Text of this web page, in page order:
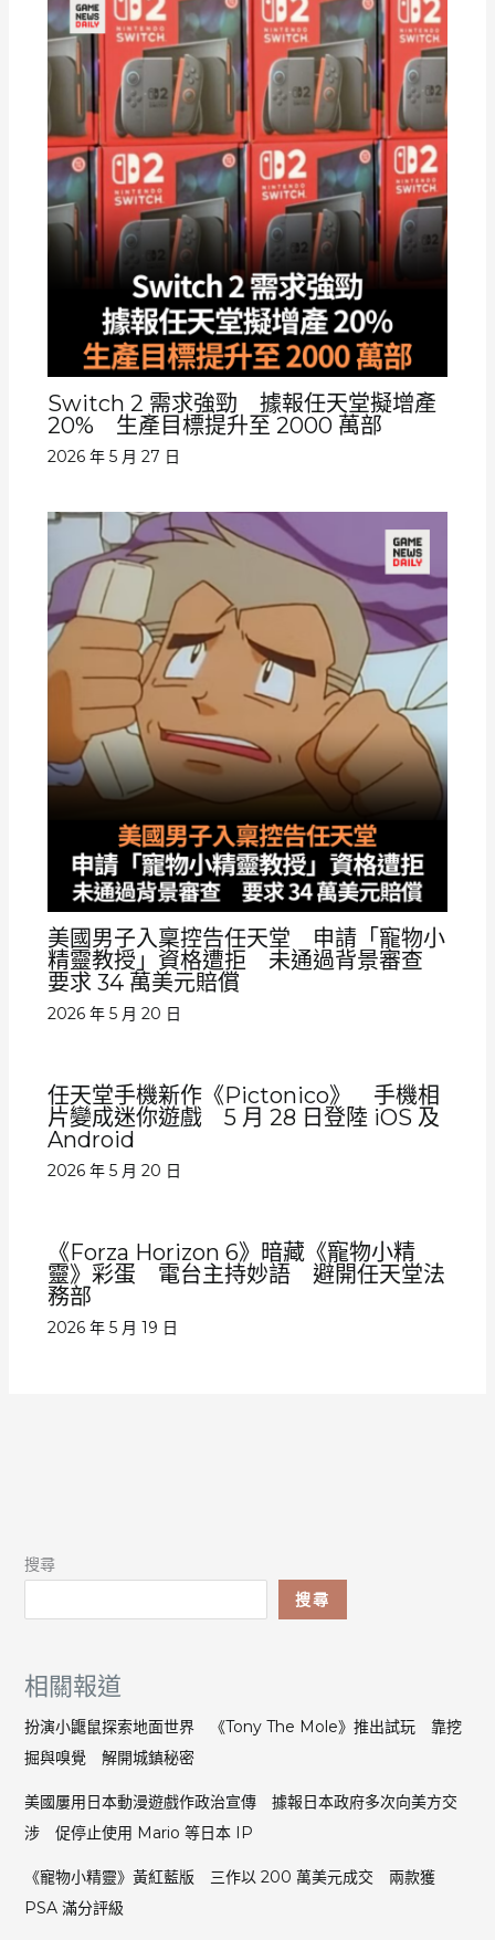
Switch 2 需求強勁 據報任天堂擬增產
20% 生產目標提升至 2000 萬部
2026 年 5 月 27 日
美國男子入稟控告任天堂 申請「寵物小
精靈教授」資格遭拒 未通過背景審查
要求 34 萬美元賠償
2026 年 5 月 20 日
任天堂手機新作《Pictonico》 手機相
片變成迷你遊戲 5 月 28 日登陸 iOS 及
Android
2026 年 5 月 20 日
《Forza Horizon 6》暗藏《寵物小精
靈》彩蛋 電台主持妙語 避開任天堂法
務部
2026 年 5 月 19 日
搜尋
搜尋
相關報道
扮演小鼴鼠探索地面世界 《Tony The Mole》推出試玩 靠挖
掘與嗅覺 解開城鎮秘密
美國屢用日本動漫遊戲作政治宣傳 據報日本政府多次向美方交
涉 促停止使用 Mario 等日本 IP
《寵物小精靈》黃紅藍版 三作以 200 萬美元成交 兩款獲
PSA 滿分評級